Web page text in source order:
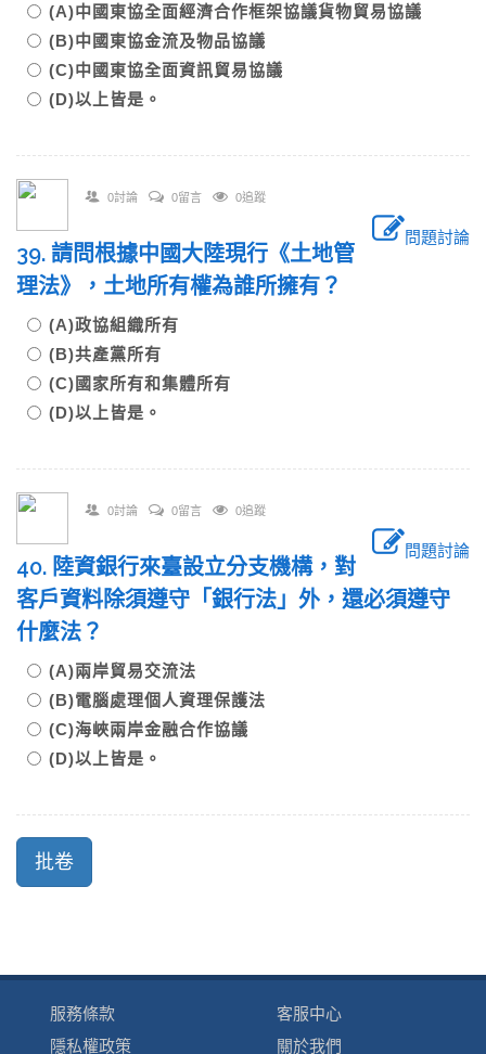
(A)中國東協全面經濟合作框架協議貨物貿易協議
(B)中國東協金流及物品協議
(C)中國東協全面資訊貿易協議
(D)以上皆是。
0討論 0留言 0追蹤
問題討論
39. 請問根據中國大陸現行《土地管
理法》，土地所有權為誰所擁有？
(A)政協組織所有
(B)共產黨所有
(C)國家所有和集體所有
(D)以上皆是。
0討論 0留言 0追蹤
問題討論
40. 陸資銀行來臺設立分支機構，對
客戶資料除須遵守「銀行法」外，還必須遵守
什麼法？
(A)兩岸貿易交流法
(B)電腦處理個人資理保護法
(C)海峽兩岸金融合作協議
(D)以上皆是。
服務條款
隱私權政策
客服中心
關於我們